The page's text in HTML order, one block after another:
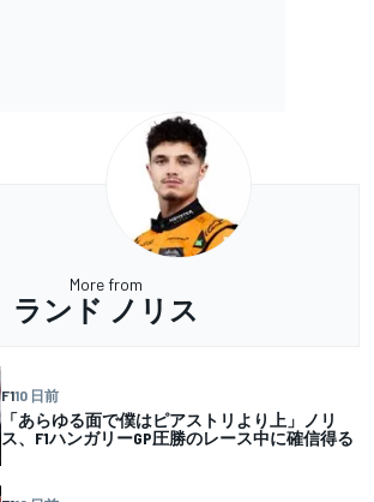
More from
ランド ノリス
F110 日前
「あらゆる面で僕はピアストリより上」ノリ
ス、F1ハンガリーGP圧勝のレース中に確信得る